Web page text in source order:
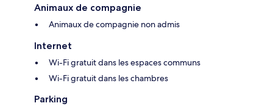
Animaux de compagnie
Animaux de compagnie non admis
Internet
Wi-Fi gratuit dans les espaces communs
Wi-Fi gratuit dans les chambres
Parking